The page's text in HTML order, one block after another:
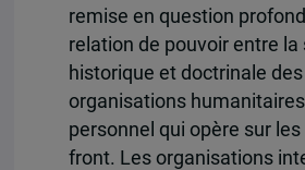
remise en question
relation de pouvoir entre la
historique et doctrinale des
organisations
personnel qui opère sur les
front. Les organisations